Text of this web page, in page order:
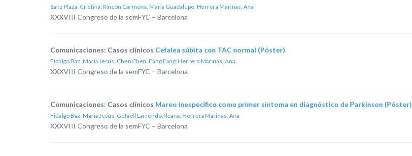
Sanz Plaza, Cristina; Rincón Carmona, Maria Guadalupe; Herrera Marinas, Ana
XXXVIII Congreso de la semFYC – Barcelona
Comunicaciones: Casos clínicos Cefalea súbita con TAC normal (Póster)
Fidalgo Baz, Maria Jesús; Chen Chen, Fang Fang; Herrera Marinas, Ana
XXXVIII Congreso de la semFYC – Barcelona
Comunicaciones: Casos clínicos Mareo inespecífico como primer síntoma en diagnóstico de Parkinson (Póster)
Fidalgo Baz, Maria Jesús; Gefaell Larrondo, Ileana; Herrera Marinas, Ana
XXXVIII Congreso de la semFYC – Barcelona